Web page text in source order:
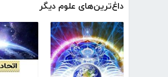
داغ‌ترین‌های علوم دیگر